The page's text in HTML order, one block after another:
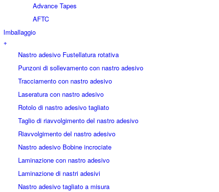
Advance Tapes
AFTC
Imballaggio
+
Nastro adesivo Fustellatura rotativa
Punzoni di sollevamento con nastro adesivo
Tracciamento con nastro adesivo
Laseratura con nastro adesivo
Rotolo di nastro adesivo tagliato
Taglio di riavvolgimento del nastro adesivo
Riavvolgimento del nastro adesivo
Nastro adesivo Bobine incrociate
Laminazione con nastro adesivo
Laminazione di nastri adesivi
Nastro adesivo tagliato a misura